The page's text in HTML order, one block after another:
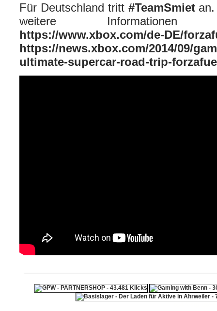
Für Deutschland tritt #TeamSmiet
weitere
https://www.xbox.com/de-DE/
https://news.xbox.com/2014/09/
ultimate-supercar-road-trip-